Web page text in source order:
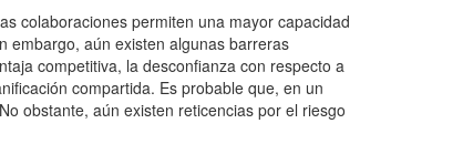
colaboraciones permiten una mayor capacidad
embargo, aún existen algunas barreras
competitiva, la desconfianza con respecto a
compartida. Es probable que, en un
obstante, aún existen reticencias por el riesgo